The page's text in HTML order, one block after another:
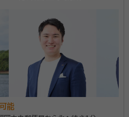
時期：2024/7
、的確なアドバイスをもらいました。ま
な価格でとても良かったです。
速に対応して頂きスムーズに事が運びま
能